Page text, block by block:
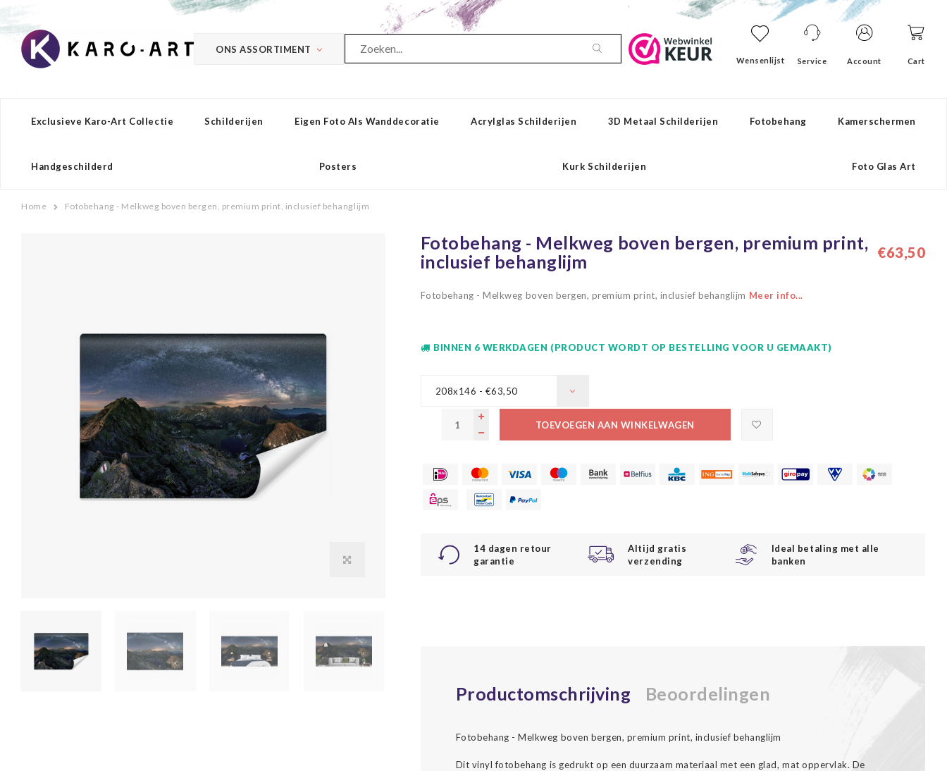
ONS ASSORTIMENT
Wensenlijst Service Account Cart
Exclusieve Karo-Art Collectie Schilderijen Eigen Foto Als Wanddecoratie Acrylglas Schilderijen 3D Metaal Schilderijen Fotobehang Kamerschermen
Handgeschilderd Posters Kurk Schilderijen Foto Glas Art
Home Fotobehang - Melkweg boven bergen, premium print, inclusief behanglijm
Fotobehang - Melkweg boven bergen, premium print,
inclusief behanglijm
€63,50
Fotobehang - Melkweg boven bergen, premium print, inclusief behanglijm Meer info...
BINNEN 6 WERKDAGEN (PRODUCT WORDT OP BESTELLING VOOR U GEMAAKT)
208x146 - €63,50
TOEVOEGEN AAN WINKELWAGEN
14 dagen retour
garantie
Altijd gratis
verzending
Ideal betaling met alle
banken
Productomschrijving Beoordelingen
Fotobehang - Melkweg boven bergen, premium print, inclusief behanglijm
Dit vinyl fotobehang is gedrukt op een duurzaam materiaal met een glad, mat oppervlak. De